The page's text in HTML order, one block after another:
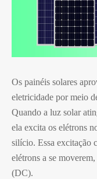
Os painéis solares
eletricidade por meio
Quando a luz solar
ela excita os elétrons
silício. Essa excitação
elétrons a se
(DC).